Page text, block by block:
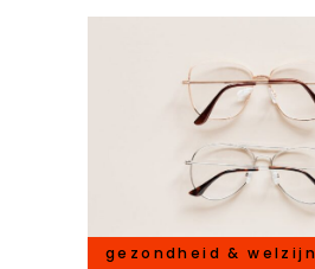
gezondheid & welzijn